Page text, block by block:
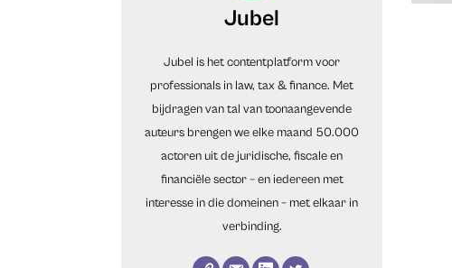
Jubel
Jubel is het contentplatform voor
professionals in law, tax & finance. Met
bijdragen van tal van toonaangevende
auteurs brengen we elke maand 50.000
actoren uit de juridische, fiscale en
financiële sector – en iedereen met
interesse in die domeinen – met elkaar in
verbinding.